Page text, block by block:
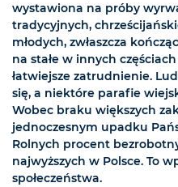
wystawiona na próby
tradycyjnych,
młodych, zwłaszcza
na stałe w innych
łatwiejsze zatrudnienie.
się, a niektóre parafie
Wobec braku większych
jednoczesnym upadku
Rolnych procent
najwyższych w Polsce. To
społeczeństwa.